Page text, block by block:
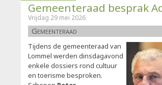
Gemeenteraad besprak
Vrijdag 29 mei 2026
Gemeenteraad
Tijdens de gemeenteraad van
Lommel werden dinsdagavond
enkele dossiers rond cultuur
en toerisme besproken.